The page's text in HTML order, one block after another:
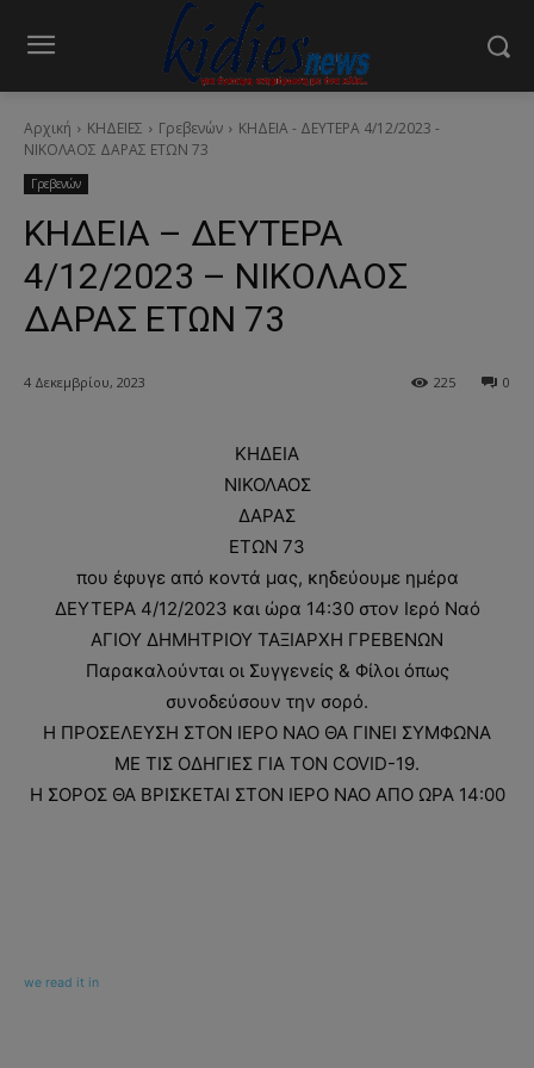
Αρχική ΚΗΔΕΙΕΣ Γρεβενών
ΚΗΔΕΙΑ - ΔΕΥΤΕΡΑ 4/12/2023 -
ΝΙΚΟΛΑΟΣ ΔΑΡΑΣ ΕΤΩΝ 73
Γρεβενών
ΚΗΔΕΙΑ – ΔΕΥΤΕΡΑ
4/12/2023 – ΝΙΚΟΛΑΟΣ
ΔΑΡΑΣ ΕΤΩΝ 73
4 Δεκεμβρίου, 2023 0
225
ΚΗΔΕΙΑ
ΝΙΚΟΛΑΟΣ
ΔΑΡΑΣ
ΕΤΩΝ 73
που έφυγε από κοντά μας, κηδεύουμε ημέρα
ΔΕΥΤΕΡΑ 4/12/2023 και ώρα 14:30 στον Ιερό Ναό
ΑΓΙΟΥ ΔΗΜΗΤΡΙΟΥ ΤΑΞΙΑΡΧΗ ΓΡΕΒΕΝΩΝ
Παρακαλούνται οι Συγγενείς & Φίλοι όπως
συνοδεύσουν την σορό.
Η ΠΡΟΣΕΛΕΥΣΗ ΣΤΟΝ ΙΕΡΟ ΝΑΟ ΘΑ ΓΙΝΕΙ ΣΥΜΦΩΝΑ
ΜΕ ΤΙΣ ΟΔΗΓΙΕΣ ΓΙΑ ΤΟΝ COVID-19.
Η ΣΟΡΟΣ ΘΑ ΒΡΙΣΚΕΤΑΙ ΣΤΟΝ ΙΕΡΟ ΝΑΟ ΑΠΟ ΩΡΑ 14:00
we read it in